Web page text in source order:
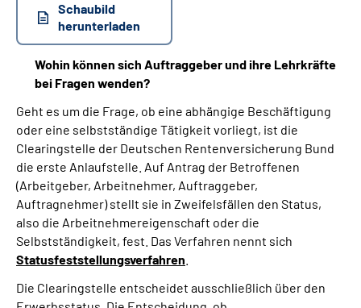
Schaubild
herunterladen
Wohin können sich Auftraggeber und ihre Lehrkräfte
bei Fragen wenden?
Geht es um die Frage, ob eine abhängige Beschäftigung
oder eine selbstständige Tätigkeit vorliegt, ist die
Clearingstelle der Deutschen Rentenversicherung Bund
die erste Anlaufstelle. Auf Antrag der Betroffenen
(Arbeitgeber, Arbeitnehmer, Auftraggeber,
Auftragnehmer) stellt sie in Zweifelsfällen den Status,
also die Arbeitnehmereigenschaft oder die
Selbstständigkeit, fest. Das Verfahren nennt sich
Statusfeststellungsverfahren
Die Clearingstelle entscheidet ausschließlich über den